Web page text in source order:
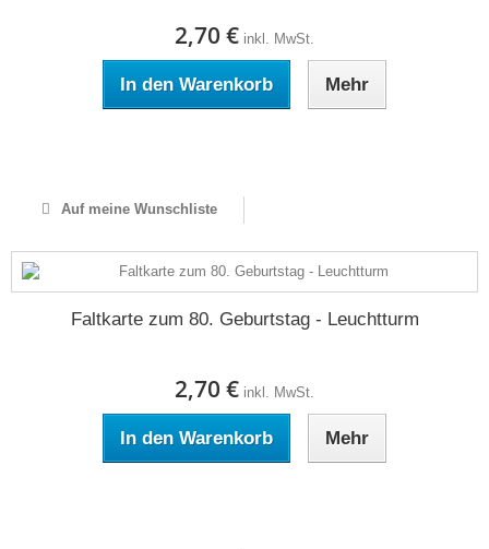
2,70 € inkl. MwSt.
In den Warenkorb Mehr
Auf meine Wunschliste
Faltkarte zum 80. Geburtstag - Leuchtturm
2,70 € inkl. MwSt.
In den Warenkorb Mehr